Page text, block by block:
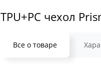
TPU+PC чехол
Все о товаре